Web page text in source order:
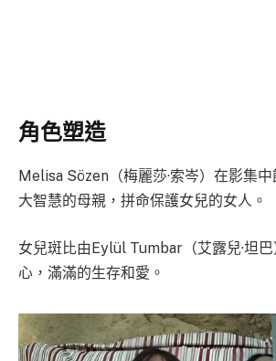
角色塑造
Melisa Sözen（梅麗莎·索岑）在影集
大智慧的母親，拼命保護女兒的女人。
女兒斑比由Eylül Tumbar（艾露兒·坦
心，滿滿的生存和愛。